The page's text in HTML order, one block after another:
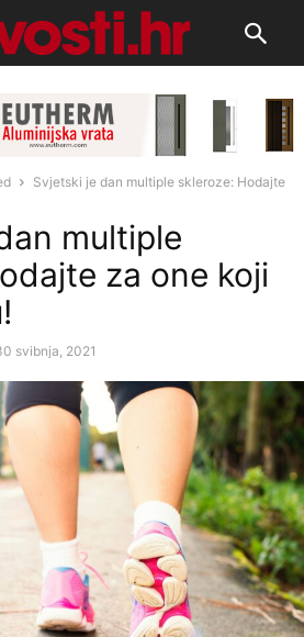
Svjetski je dan multiple skleroze: Hodajte
multiple
za one koji
svibnja, 2021